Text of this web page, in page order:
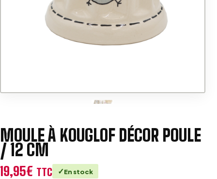
MOULE À KOUGLOF DÉCOR POULE
/ 12 CM
19,95€ TTC En stock